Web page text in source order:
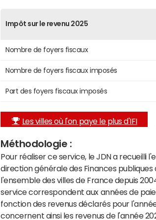
Impôt sur le revenu 2025
Nombre de foyers fiscaux
Nombre de foyers fiscaux imposés
Part des foyers fiscaux imposés
Les villes où l'on paye le plus d'IFI
Méthodologie :
Pour réaliser ce service, le JDN a recueilli
direction générale des Finances
l'ensemble des villes de France depuis
service correspondent aux années de
fonction des revenus déclarés pour
concernent ainsi les revenus de l'année